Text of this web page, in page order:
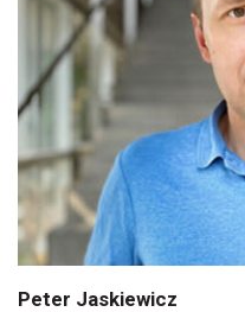
Peter Jaskiewicz